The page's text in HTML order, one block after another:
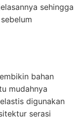
sehingga
bahan
mudahnya
digunakan
serasi